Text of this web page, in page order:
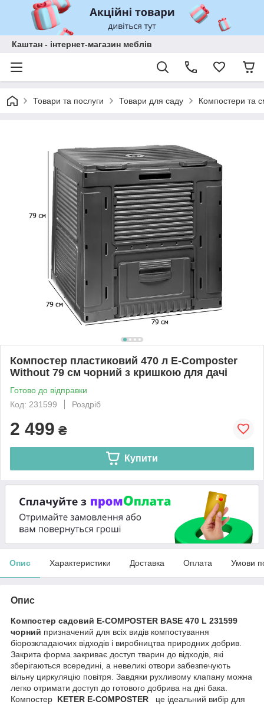
Каштан - інтернет-магазин меблів
Товари та послуги Товари для саду Компостери та
Компостер пластиковий 470 л E-Composter
Without 79 см чорний з кришкою для дачі
Готово до відправки
Код: 231599
Роздріб
2 499 ₴
Купити
Опис Характеристики Доставка Оплата Умови
Опис
Компостер садовий E-COMPOSTER BASE 470 L 231599
чорний призначений для всіх видів компостування
біорозкладаючих відходів і виробництва природних добрив.
Закрита форма закриває доступ тварин до відходів, які
зберігаються всередині, а невеликі отвори забезпечують
вільну циркуляцію повітря. Завдяки рухливому клапану можна
легко отримати доступ до готового добрива на дні бака.
Компостер KETER E-COMPOSTER це ідеальний вибір для